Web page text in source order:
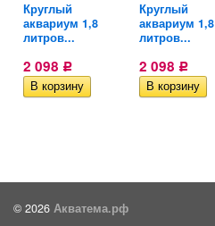
Круглый
аквариум 1,8
литров...
2 098 Р
Круглый
аквариум 1,8
литров...
2 098 Р
© 2026 Акватема.рф